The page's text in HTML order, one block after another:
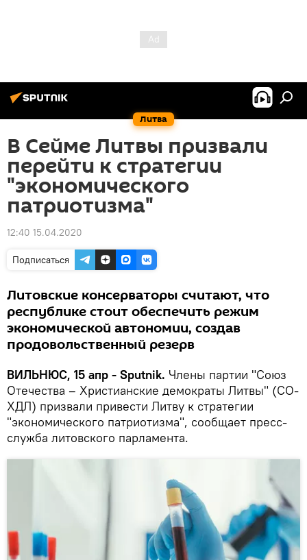
Литва
В Сейме Литвы призвали
перейти к стратегии
"экономического
патриотизма"
12:40 15.04.2020
Подписаться
Литовские консерваторы считают, что
республике стоит обеспечить режим
экономической автономии, создав
продовольственный резерв
ВИЛЬНЮС, 15 апр - Sputnik. Члены партии "Союз
Отечества – Христианские демократы Литвы" (СО-
ХДЛ) призвали привести Литву к стратегии
"экономического патриотизма", сообщает пресс-
служба литовского парламента.